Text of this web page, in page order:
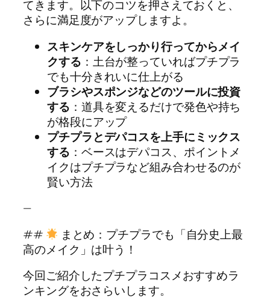
てきます。以下のコツを押さえておくと、
さらに満足度がアップしますよ。
スキンケアをしっかり行ってからメイ
クする ：土台が整っていればプチプラ
でも十分きれいに仕上がる
ブラシやスポンジなどのツールに投資
する ：道具を変えるだけで発色や持ち
が格段にアップ
プチプラとデパコスを上手にミックス
する ：ベースはデパコス、ポイントメ
イクはプチプラなど組み合わせるのが
賢い方法
—
##
まとめ：プチプラでも「自分史上最
高のメイク」は叶う！
今回ご紹介したプチプラコスメおすすめラ
ンキングをおさらいします。